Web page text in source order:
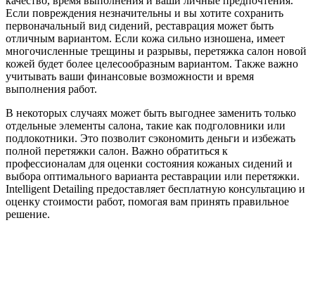
Если повреждения незначительны и вы хотите сохранить
первоначальный вид сидений, реставрация может быть
отличным вариантом. Если кожа сильно изношена, имеет
многочисленные трещины и разрывы, перетяжка салон новой
кожей будет более целесообразным вариантом. Также важно
учитывать ваши финансовые возможности и время
выполнения работ.
В некоторых случаях может быть выгоднее заменить только
отдельные элементы салона, такие как подголовники или
подлокотники. Это позволит сэкономить деньги и избежать
полной перетяжки салон. Важно обратиться к
профессионалам для оценки состояния кожаных сидений и
выбора оптимального варианта реставрации или перетяжки.
Intelligent Detailing предоставляет бесплатную консультацию и
оценку стоимости работ, помогая вам принять правильное
решение.